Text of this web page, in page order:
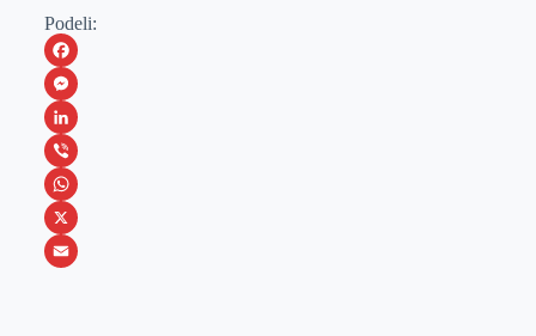
Podeli:
F
a
c
e
b
o
M
e
s
s
e
L
i
n
k
V
i
b
W
h
X